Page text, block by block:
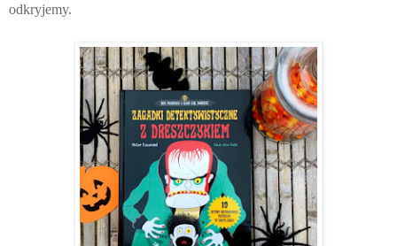
odkryjemy.